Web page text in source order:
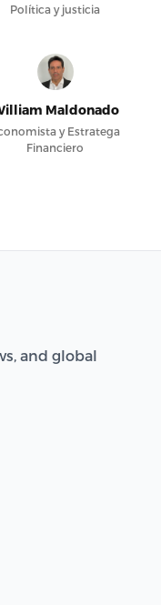
Política y justicia
Maldonado
y Estratega
Financiero
and global